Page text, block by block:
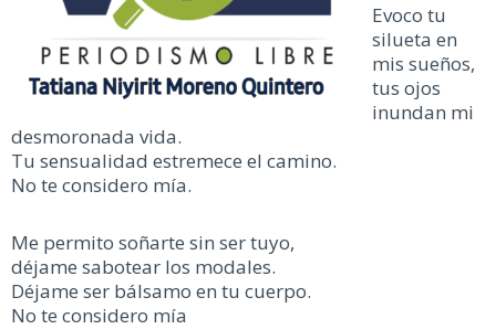
Evoco tu
silueta en
mis sueños,
tus ojos
inundan mi
desmoronada vida.
Tu sensualidad estremece el camino.
No te considero mía.
Me permito soñarte sin ser tuyo,
déjame sabotear los modales.
Déjame ser bálsamo en tu cuerpo.
No te considero mía